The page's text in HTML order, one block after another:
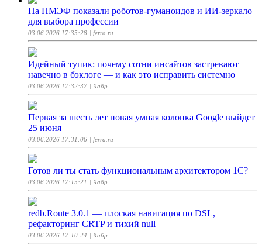
На ПМЭФ показали роботов-гуманоидов и ИИ-зеркало
для выбора профессии
03.06.2026 17:35:28 | ferra.ru
Идейный тупик: почему сотни инсайтов застревают
навечно в бэклоге — и как это исправить системно
03.06.2026 17:32:37 | Хабр
Первая за шесть лет новая умная колонка Google выйдет
25 июня
03.06.2026 17:31:06 | ferra.ru
Готов ли ты стать функциональным архитектором 1С?
03.06.2026 17:15:21 | Хабр
redb.Route 3.0.1 — плоская навигация по DSL,
рефакторинг CRTP и тихий null
03.06.2026 17:10:24 | Хабр